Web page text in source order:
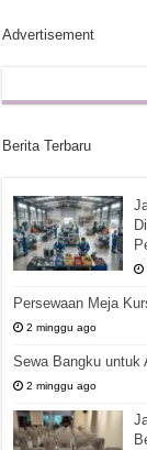
Advertisement
Berita Terbaru
Persewaan Meja
2 minggu ago
Sewa Bangku untuk
2 minggu ago